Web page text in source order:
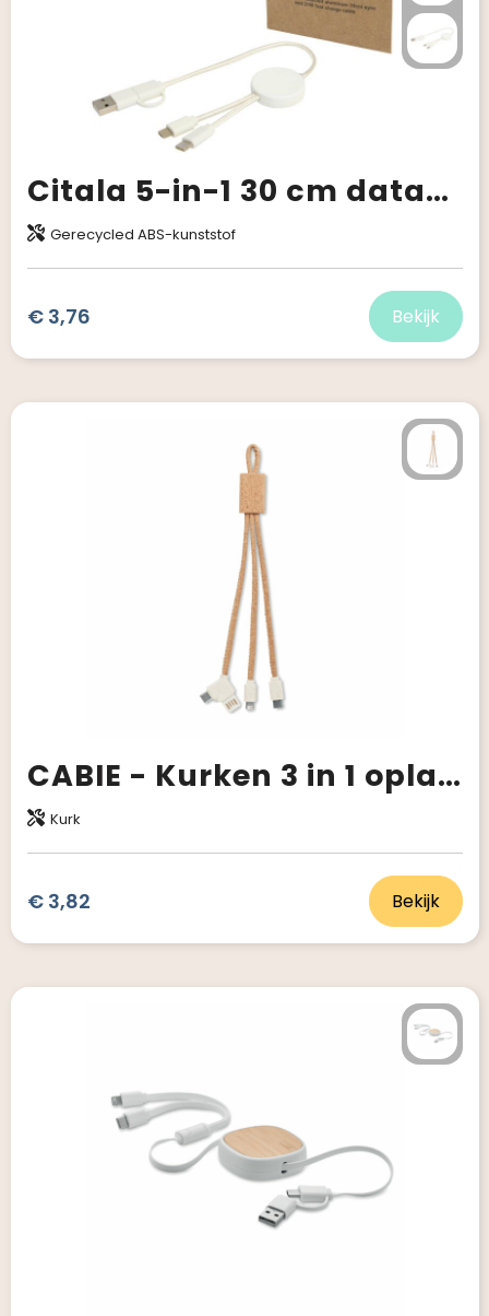
Citala 5-in-1 30 cm datasynchronisatie- en 27 W snellaadkabel van gerecycled plastic
Gerecycled ABS-kunststof
€ 3,76 Bekijk
CABIE - Kurken 3 in 1 oplaadkabel
Kurk
€ 3,82 Bekijk